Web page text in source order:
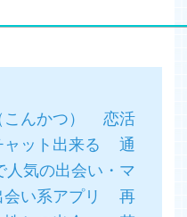
なります。
ーナー
んかつ）
恋活
ット出来る
通
人気の出会い・マ
い系アプリ
再